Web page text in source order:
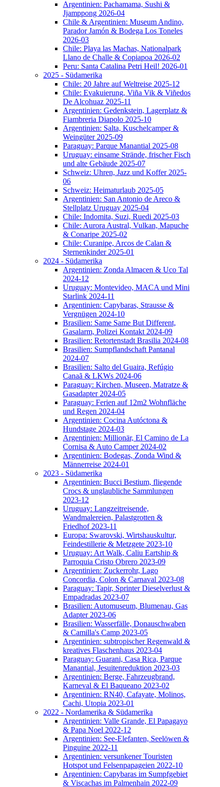
Argentinien: Pachamama, Sushi &
Jjamppong 2026-04
Chile & Argentinien: Museum Andino,
Parador Jamón & Bodega Los Toneles
2026-03
Chile: Playa las Machas, Nationalpark
Llano de Challe & Copiapoa 2026-02
Peru: Santa Catalina Petri Heil! 2026-01
2025 - Südamerika
Chile: 20 Jahre auf Weltreise 2025-12
Chile: Evakuierung, Viña Vik & Viñedos
De Alcohuaz 2025-11
Argentinien: Gedenkstein, Lagerplatz &
Fiambreria Diapolo 2025-10
Argentinien: Salta, Kuschelcamper &
Weingüter 2025-09
Paraguay: Parque Manantial 2025-08
Uruguay: einsame Strände, frischer Fisch
und alte Gebäude 2025-07
Schweiz: Uhren, Jazz und Koffer 2025-
06
Schweiz: Heimaturlaub 2025-05
Argentinien: San Antonio de Areco &
Stellplatz Uruguay 2025-04
Chile: Indomita, Suzi, Ruedi 2025-03
Chile: Aurora Austral, Vulkan, Mapuche
& Conaripe 2025-02
Chile: Curanipe, Arcos de Calan &
Sternenkinder 2025-01
2024 - Südamerika
Argentinien: Zonda Almacen & Uco Tal
2024-12
Uruguay: Montevideo, MACA und Mini
Starlink 2024-11
Argentinien: Capybaras, Strausse &
Vergnügen 2024-10
Brasilien: Same Same But Different,
Gasalarm, Polizei Kontakt 2024-09
Brasilien: Retortenstadt Brasilia 2024-08
Brasilien: Sumpflandschaft Pantanal
2024-07
Brasilien: Salto del Guaira, Refúgio
Canaã & LKWs 2024-06
Paraguay: Kirchen, Museen, Matratze &
Gasadapter 2024-05
Paraguay: Ferien auf 12m2 Wohnfläche
und Regen 2024-04
Argentinien: Cocina Autóctona &
Hundstage 2024-03
Argentinien: Millionär, El Camino de La
Cornisa & Auto Camper 2024-02
Argentinien: Bodegas, Zonda Wind &
Männerreise 2024-01
2023 - Südamerika
Argentinien: Bucci Bestium, fliegende
Crocs & unglaubliche Sammlungen
2023-12
Uruguay: Langzeitreisende,
Wandmalereien, Palastgrotten &
Friedhof 2023-11
Europa: Swarovski, Wirtshauskultur,
Feindestillerie & Metzgete 2023-10
Uruguay: Art Walk, Caliu Eartship &
Parroquia Cristo Obrero 2023-09
Argentinien: Zuckerrohr, Lago
Concordia, Colon & Carnaval 2023-08
Paraguay: Tapir, Sprinter Dieselverlust &
Empadradas 2023-07
Brasilien: Automuseum, Blumenau, Gas
Adapter 2023-06
Brasilien: Wasserfälle, Donauschwaben
& Camilla's Camp 2023-05
Argentinien: subtropischer Regenwald &
kreatives Flaschenhaus 2023-04
Paraguay: Guarani, Casa Rica, Parque
Manantial, Jesuitenreduktion 2023-03
Argentinien: Berge, Fahrzeugbrand,
Karneval & El Baqueano 2023-02
Argentinien: RN40, Cafayate, Molinos,
Cachi, Utopia 2023-01
2022 - Nordamerika & Südamerika
Argentinien: Valle Grande, El Papagayo
& Papa Noel 2022-12
Argentinien: See-Elefanten, Seelöwen &
Pinguine 2022-11
Argentinien: versunkener Touristen
Hotspot und Felsenpapageien 2022-10
Argentinien: Capybaras im Sumpfgebiet
& Viscachas im Palmenhain 2022-09